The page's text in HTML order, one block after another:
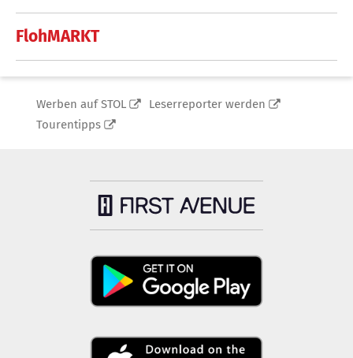
FlohMARKT
Werben auf STOL
Leserreporter werden
Tourentipps